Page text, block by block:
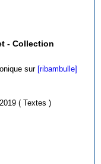
sur [ribambulle]
/ Juin 2019 ( Textes )